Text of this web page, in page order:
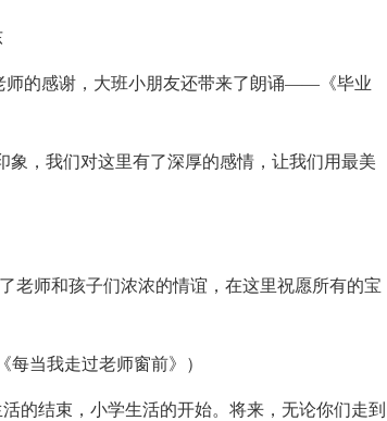
师的感谢，大班小朋友还带来了朗诵——《毕业
，我们对这里有了深厚的感情，让我们用最美
老师和孩子们浓浓的情谊，在这里祝愿所有的宝
当我走过老师窗前》）
的结束，小学生活的开始。将来，无论你们走到